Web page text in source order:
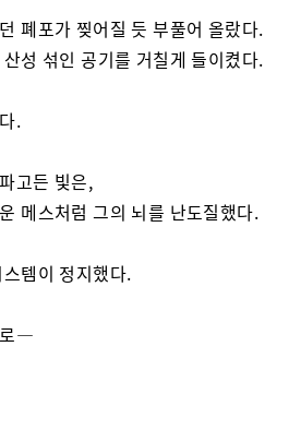
폐포가 찢어질 듯 부풀어 올랐다.
성 섞인 공기를 거칠게 들이켰다.
.
고든 빛은,
메스처럼 그의 뇌를 난도질했다.
템이 정지했다.
로—